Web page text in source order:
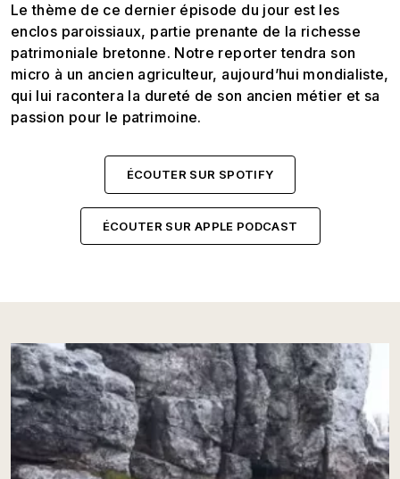
Le thème de ce dernier épisode du jour est les
enclos paroissiaux, partie prenante de la richesse
patrimoniale bretonne. Notre reporter tendra son
micro à un ancien agriculteur, aujourd’hui mondialiste,
qui lui racontera la dureté de son ancien métier et sa
passion pour le patrimoine.
ÉCOUTER SUR SPOTIFY
ÉCOUTER SUR APPLE PODCAST